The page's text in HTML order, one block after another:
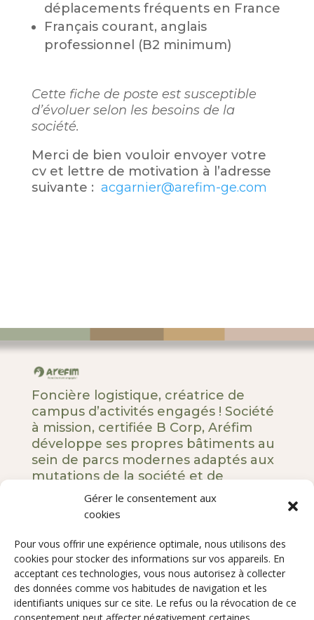
Gérer le consentement aux
cookies
Pour vous offrir une expérience optimale, nous utilisons des
cookies pour stocker des informations sur vos appareils. En
acceptant ces technologies, vous nous autorisez à collecter
des données comme vos habitudes de navigation et les
identifiants uniques sur ce site. Le refus ou la révocation de ce
déplacements fréquents en France
Français courant, anglais
professionnel (B2 minimum)
Cette fiche de poste est susceptible
d’évoluer selon les besoins de la
société.
Merci de bien vouloir envoyer votre
cv et lettre de motivation à l’adresse
suivante : acgarnier@arefim-ge.com
Foncière logistique, créatrice de
campus d’activités engagés ! Société
à mission, certifiée B Corp, Aréfim
développe ses propres bâtiments au
sein de parcs modernes adaptés aux
mutations de la société et de
l’entreprise.
5 rue Royale – 75008 Paris
Notre ADN
Nos engagements
Nos développements
Qui sommes-nous ?